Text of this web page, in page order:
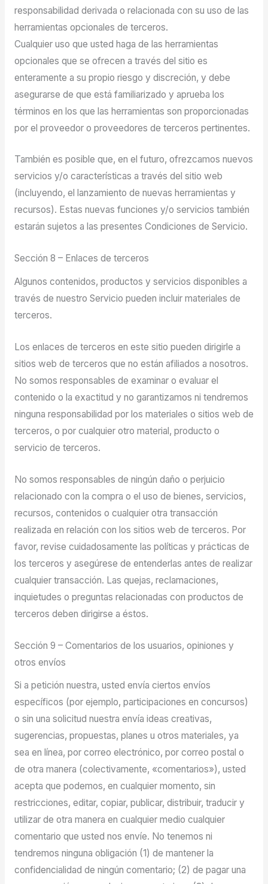
responsabilidad derivada o relacionada con su uso de las
herramientas opcionales de terceros.
Cualquier uso que usted haga de las herramientas
opcionales que se ofrecen a través del sitio es
enteramente a su propio riesgo y discreción, y debe
asegurarse de que está familiarizado y aprueba los
términos en los que las herramientas son proporcionadas
por el proveedor o proveedores de terceros pertinentes.
También es posible que, en el futuro, ofrezcamos nuevos
servicios y/o características a través del sitio web
(incluyendo, el lanzamiento de nuevas herramientas y
recursos). Estas nuevas funciones y/o servicios también
estarán sujetos a las presentes Condiciones de Servicio.
Sección 8 – Enlaces de terceros
Algunos contenidos, productos y servicios disponibles a
través de nuestro Servicio pueden incluir materiales de
terceros.
Los enlaces de terceros en este sitio pueden dirigirle a
sitios web de terceros que no están afiliados a nosotros.
No somos responsables de examinar o evaluar el
contenido o la exactitud y no garantizamos ni tendremos
ninguna responsabilidad por los materiales o sitios web de
terceros, o por cualquier otro material, producto o
servicio de terceros.
No somos responsables de ningún daño o perjuicio
relacionado con la compra o el uso de bienes, servicios,
recursos, contenidos o cualquier otra transacción
realizada en relación con los sitios web de terceros. Por
favor, revise cuidadosamente las políticas y prácticas de
los terceros y asegúrese de entenderlas antes de realizar
cualquier transacción. Las quejas, reclamaciones,
inquietudes o preguntas relacionadas con productos de
terceros deben dirigirse a éstos.
Sección 9 – Comentarios de los usuarios, opiniones y
otros envíos
Si a petición nuestra, usted envía ciertos envíos
específicos (por ejemplo, participaciones en concursos)
o sin una solicitud nuestra envía ideas creativas,
sugerencias, propuestas, planes u otros materiales, ya
sea en línea, por correo electrónico, por correo postal o
de otra manera (colectivamente, «comentarios»), usted
acepta que podemos, en cualquier momento, sin
restricciones, editar, copiar, publicar, distribuir, traducir y
utilizar de otra manera en cualquier medio cualquier
comentario que usted nos envíe. No tenemos ni
tendremos ninguna obligación (1) de mantener la
confidencialidad de ningún comentario; (2) de pagar una